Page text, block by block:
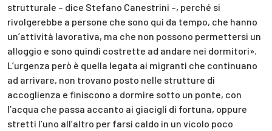
strutturale – dice Stefano Canestrini –, perché si
rivolgerebbe a persone che sono qui da tempo, che hanno
un’attività lavorativa, ma che non possono permettersi un
alloggio e sono quindi costrette ad andare nei dormitori».
L’urgenza però è quella legata ai migranti che continuano
ad arrivare, non trovano posto nelle strutture di
accoglienza e finiscono a dormire sotto un ponte, con
l’acqua che passa accanto ai giacigli di fortuna, oppure
stretti l’uno all’altro per farsi caldo in un vicolo poco